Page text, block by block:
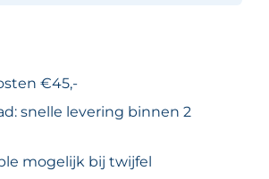
€45,-
snelle levering binnen 2
mogelijk bij twijfel